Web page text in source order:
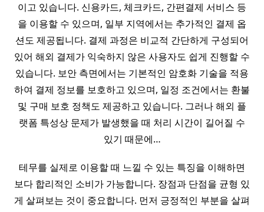
이고 있습니다. 신용카드, 체크카드, 간편결제 서비스 등
을 이용할 수 있으며, 일부 지역에서는 추가적인 결제 옵
션도 제공됩니다. 결제 과정은 비교적 간단하게 구성되어
있어 해외 결제가 익숙하지 않은 사용자도 쉽게 진행할 수
있습니다. 보안 측면에서는 기본적인 암호화 기술을 적용
하여 결제 정보를 보호하고 있으며, 일정 조건에서는 환불
및 구매 보호 정책도 제공하고 있습니다. 그러나 해외 플
랫폼 특성상 문제가 발생했을 때 처리 시간이 길어질 수
있기 때문에…
테무를 실제로 이용할 때 느낄 수 있는 특징을 이해하면
보다 합리적인 소비가 가능합니다. 장점과 단점을 균형 있
게 살펴보는 것이 중요합니다. 먼저 긍정적인 부분을 살펴